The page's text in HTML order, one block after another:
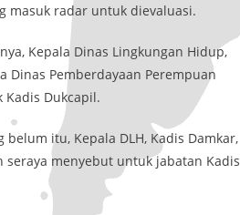
masuk radar untuk dievaluasi.
Kepala Dinas Lingkungan Hidup,
Dinas Pemberdayaan Perempuan
Kadis Dukcapil.
itu, Kepala DLH, Kadis Damkar,
seraya menyebut untuk jabatan Kadis